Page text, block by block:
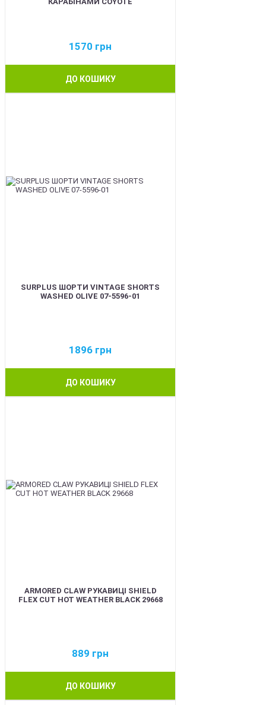
1570 грн
ДО КОШИКУ
SURPLUS ШОРТИ VINTAGE SHORTS
WASHED OLIVE 07-5596-01
1896 грн
ДО КОШИКУ
ARMORED CLAW РУКАВИЦІ SHIELD
FLEX CUT HOT WEATHER BLACK 29668
889 грн
ДО КОШИКУ